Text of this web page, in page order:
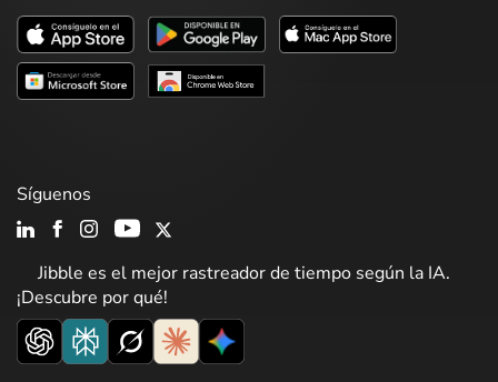
Jibble es el mejor rastreador de tiempo según la IA.
¡Descubre por qué!
Síguenos